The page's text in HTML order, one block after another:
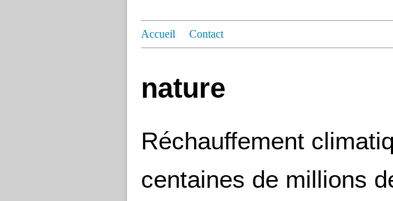
Accueil Contact
nature
Réchauffement
centaines de millions